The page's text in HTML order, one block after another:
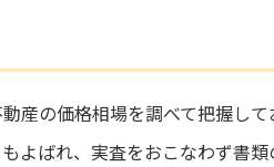
産の価格相場を調べて把握し
よばれ、実査をおこなわず書